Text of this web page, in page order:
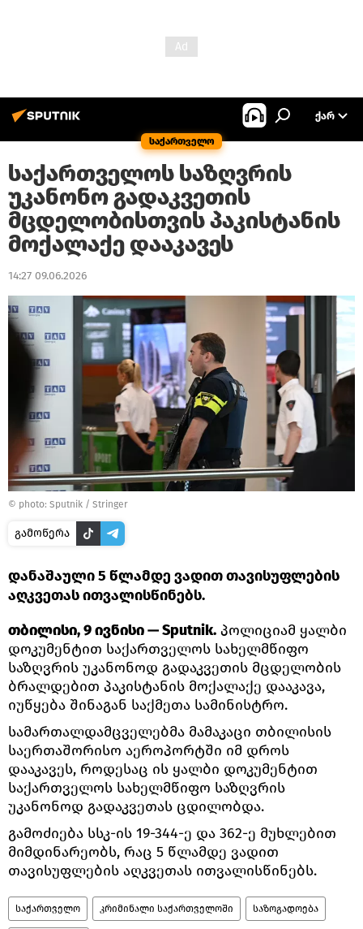
საქართველო
ᲥᲐᲠ
საქართველოს საზღვრის
უკანონო გადაკვეთის
მცდელობისთვის პაკისტანის
მოქალაქე დააკავეს
14:27 09.06.2026
© photo: Sputnik / Stringer
გამოწერა
დანაშაული 5 წლამდე ვადით თავისუფლების
აღკვეთას ითვალისწინებს.
თბილისი, 9 ივნისი — Sputnik. პოლიციამ ყალბი
დოკუმენტით საქართველოს სახელმწიფო
საზღვრის უკანონოდ გადაკვეთის მცდელობის
ბრალდებით პაკისტანის მოქალაქე დააკავა,
იუწყება შინაგან საქმეთა სამინისტრო.
სამართალდამცველებმა მამაკაცი თბილისის
საერთაშორისო აეროპორტში იმ დროს
დააკავეს, როდესაც ის ყალბი დოკუმენტით
საქართველოს სახელმწიფო საზღვრის
უკანონოდ გადაკვეთას ცდილობდა.
გამოძიება სსკ-ის 19-344-ე და 362-ე მუხლებით
მიმდინარეობს, რაც 5 წლამდე ვადით
თავისუფლების აღკვეთას ითვალისწინებს.
საქართველო კრიმინალი საქართველოში საზოგადოება